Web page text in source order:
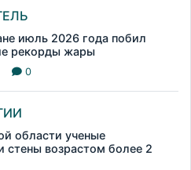
июль 2026 года побил
рекорды жары
0
области ученые
стены возрастом более 2